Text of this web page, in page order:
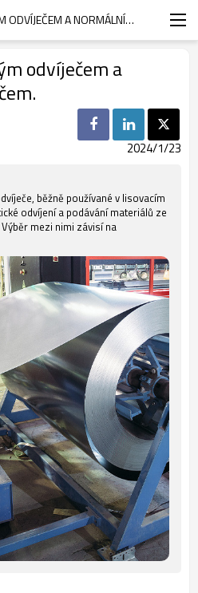
ROZDÍL MEZI PLOCHÝM ODVÍJEČEM A NORMÁLNÍM ODVÍJEČEM.
odvíječem a
2024/1/23
běžně používané v lisovacím
odvíjení a podávání materiálů ze
mezi nimi závisí na